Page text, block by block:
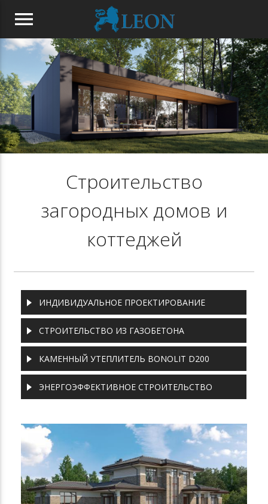
menu
Строительство
загородных домов и
коттеджей
ИНДИВИДУАЛЬНОЕ ПРОЕКТИРОВАНИЕ
СТРОИТЕЛЬСТВО ИЗ ГАЗОБЕТОНА
КАМЕННЫЙ УТЕПЛИТЕЛЬ BONOLIT D200
ЭНЕРГОЭФФЕКТИВНОЕ СТРОИТЕЛЬСТВО